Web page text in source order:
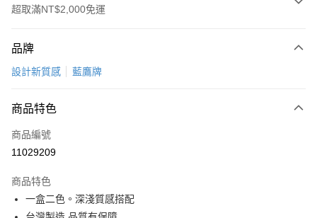
超取滿NT$2,000免運
信用卡一次付款
LINE Pay
Apple Pay
Google Pay
全盈+PAY
品牌
設計新質感 藍鷹牌
商品特色
商品編號
11029209
商品特色
一盒二色。深淺質感搭配